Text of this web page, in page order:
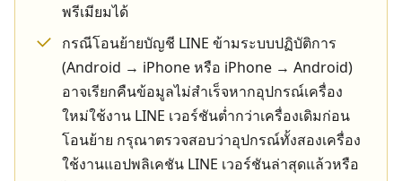
พรีเมียมได้
กรณีโอนย้ายบัญชี LINE ข้ามระบบปฏิบัติการ
(Android → iPhone หรือ iPhone → Android)
อาจเรียกคืนข้อมูลไม่สำเร็จหากอุปกรณ์เครื่อง
ใหม่ใช้งาน LINE เวอร์ชันต่ำกว่าเครื่องเดิมก่อน
โอนย้าย กรุณาตรวจสอบว่าอุปกรณ์ทั้งสองเครื่อง
ใช้งานแอปพลิเคชัน LINE เวอร์ชันล่าสุดแล้วหรือ